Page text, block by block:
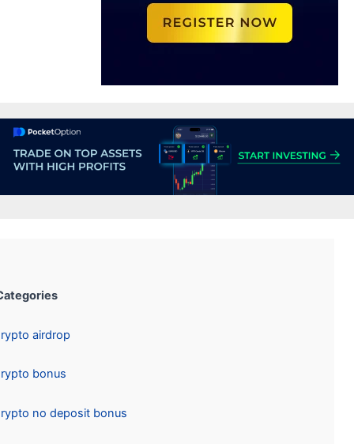
Categories:
Crypto airdrop
Crypto bonus
Crypto no deposit bonus